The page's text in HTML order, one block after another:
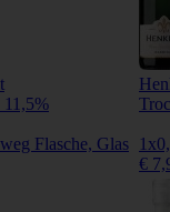
Flasche, Glas
€